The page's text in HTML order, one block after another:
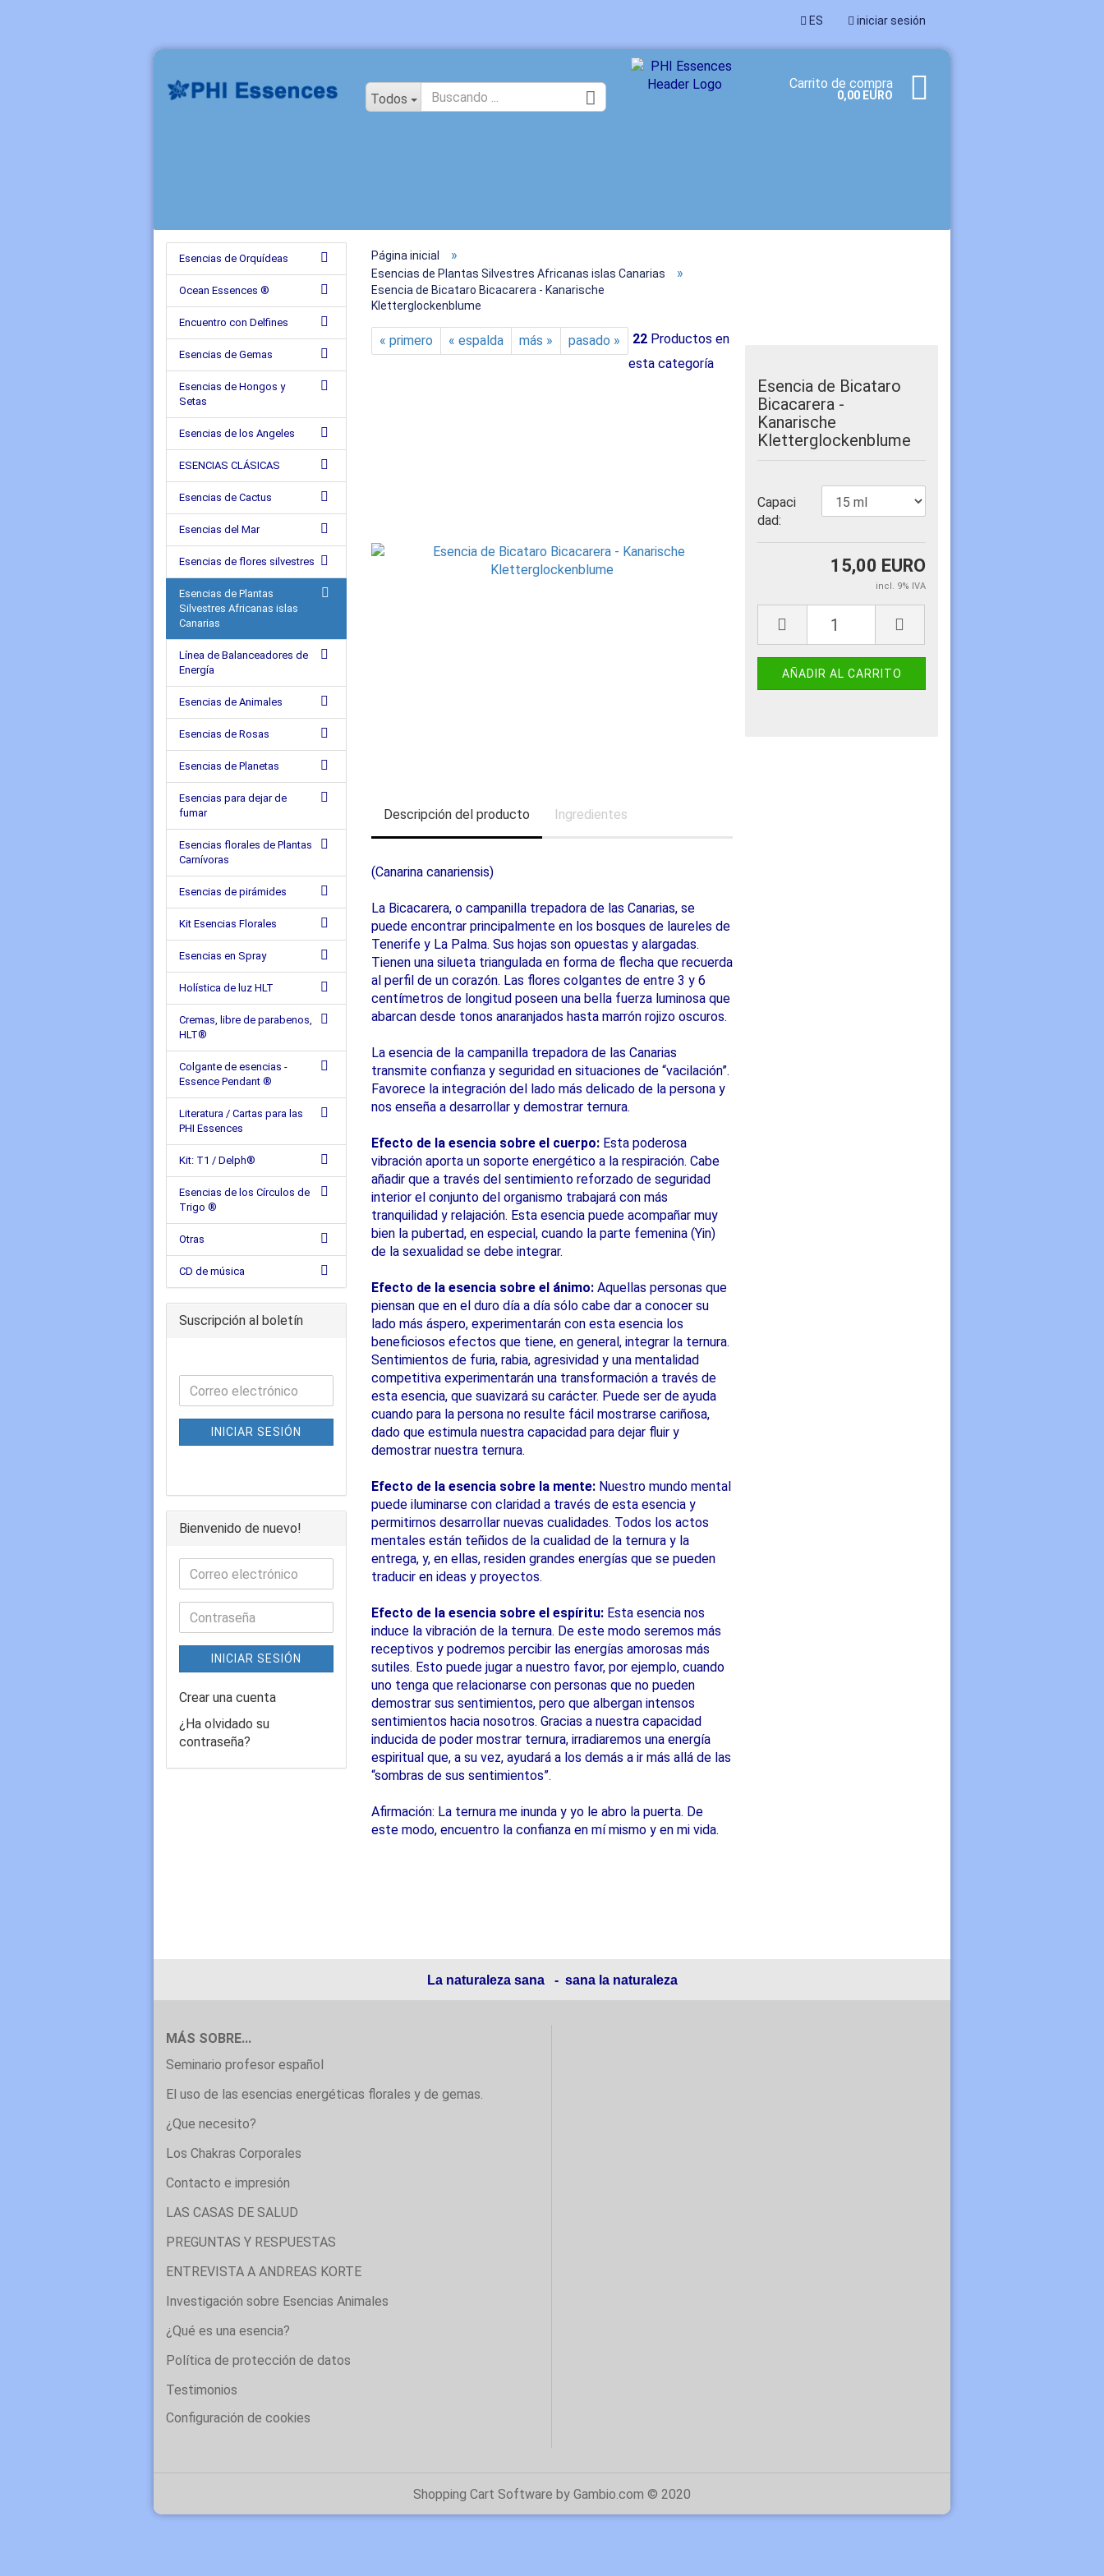
ES
idioma
iniciar sesión
Todos
Carrito de compra
0,00 EURO
Página inicial »
Esencias de Plantas Silvestres Africanas islas Canarias »
Esencia de Bicataro Bicacarera - Kanarische
Kletterglockenblume
« primero « espalda más » pasado » 22 Productos en
esta categoría
Esencia de Bicataro
Bicacarera -
Kanarische
Kletterglockenblume
Capaci
dad:
15,00 EURO
incl. 9% IVA
Descripción del producto Ingredientes
(Canarina canariensis)
La Bicacarera, o campanilla trepadora de las Canarias, se
puede encontrar principalmente en los bosques de laureles de
Tenerife y La Palma. Sus hojas son opuestas y alargadas.
Tienen una silueta triangulada en forma de flecha que recuerda
al perfil de un corazón. Las flores colgantes de entre 3 y 6
centímetros de longitud poseen una bella fuerza luminosa que
abarcan desde tonos anaranjados hasta marrón rojizo oscuros.
La esencia de la campanilla trepadora de las Canarias
transmite confianza y seguridad en situaciones de “vacilación”.
Favorece la integración del lado más delicado de la persona y
nos enseña a desarrollar y demostrar ternura.
Efecto de la esencia sobre el cuerpo: Esta poderosa
vibración aporta un soporte energético a la respiración. Cabe
añadir que a través del sentimiento reforzado de seguridad
interior el conjunto del organismo trabajará con más
tranquilidad y relajación. Esta esencia puede acompañar muy
bien la pubertad, en especial, cuando la parte femenina (Yin)
de la sexualidad se debe integrar.
Efecto de la esencia sobre el ánimo: Aquellas personas que
piensan que en el duro día a día sólo cabe dar a conocer su
lado más áspero, experimentarán con esta esencia los
beneficiosos efectos que tiene, en general, integrar la ternura.
Sentimientos de furia, rabia, agresividad y una mentalidad
competitiva experimentarán una transformación a través de
esta esencia, que suavizará su carácter. Puede ser de ayuda
cuando para la persona no resulte fácil mostrarse cariñosa,
dado que estimula nuestra capacidad para dejar fluir y
demostrar nuestra ternura.
Efecto de la esencia sobre la mente: Nuestro mundo mental
puede iluminarse con claridad a través de esta esencia y
permitirnos desarrollar nuevas cualidades. Todos los actos
mentales están teñidos de la cualidad de la ternura y la
entrega, y, en ellas, residen grandes energías que se pueden
traducir en ideas y proyectos.
Efecto de la esencia sobre el espíritu: Esta esencia nos
induce la vibración de la ternura. De este modo seremos más
receptivos y podremos percibir las energías amorosas más
sutiles. Esto puede jugar a nuestro favor, por ejemplo, cuando
uno tenga que relacionarse con personas que no pueden
demostrar sus sentimientos, pero que albergan intensos
sentimientos hacia nosotros. Gracias a nuestra capacidad
inducida de poder mostrar ternura, irradiaremos una energía
espiritual que, a su vez, ayudará a los demás a ir más allá de las
“sombras de sus sentimientos”.
Afirmación: La ternura me inunda y yo le abro la puerta. De
este modo, encuentro la confianza en mí mismo y en mi vida.
Esencias de Orquídeas
Ocean Essences ®
Encuentro con Delfines
Esencias de Gemas
Esencias de Hongos y
Setas
Esencias de los Angeles
ESENCIAS CLÁSICAS
Esencias de Cactus
Esencias del Mar
Esencias de flores silvestres
Esencias de Plantas
Silvestres Africanas islas
Canarias
Línea de Balanceadores de
Energía
Esencias de Animales
Esencias de Rosas
Esencias de Planetas
Esencias para dejar de
fumar
Esencias florales de Plantas
Carnívoras
Esencias de pirámides
Kit Esencias Florales
Esencias en Spray
Holística de luz HLT
Cremas, libre de parabenos,
HLT®
Colgante de esencias -
Essence Pendant ®
Literatura / Cartas para las
PHI Essences
Kit: T1 / Delph®
Esencias de los Círculos de
Trigo ®
Otras
CD de música
Suscripción al boletín
INICIAR SESIÓN
Bienvenido de nuevo!
INICIAR SESIÓN
Crear una cuenta
¿Ha olvidado su
contraseña?
La naturaleza sana - sana la naturaleza
MÁS SOBRE...
Seminario profesor español
El uso de las esencias energéticas florales y de gemas.
¿Que necesito?
Los Chakras Corporales
Contacto e impresión
LAS CASAS DE SALUD
PREGUNTAS Y RESPUESTAS
ENTREVISTA A ANDREAS KORTE
Investigación sobre Esencias Animales
¿Qué es una esencia?
Política de protección de datos
Testimonios
Configuración de cookies
Shopping Cart Software by Gambio.com © 2020